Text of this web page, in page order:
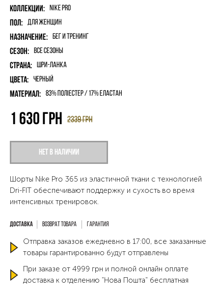
Коллекции: Nike Pro
Пол: для женщин
Назначение: Бег и Тренинг
Сезон: Все сезоны
Страна: Шри-Ланка
Цвета: Черный
Материал: 83% поліестер / 17% еластан
Нет в наличии
2339грн
1 630 грн
Шорты Nike Pro 365 из эластичной ткани с технологией
Dri-FIT обеспечивают поддержку и сухость во время
интенсивных тренировок.
Возврат товара Гарантия
Отправка заказов ежедневно в 17:00, все заказанные
товары гарантированно будут отправлены
При заказе от 4999 грн и полной онлайн оплате
доставка к отделению "Нова Пошта" бесплатная